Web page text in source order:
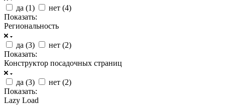
да (1) нет (4)
Показать:
Региональность
да (3) нет (2)
Показать:
Конструктор посадочных страниц
да (3) нет (2)
Показать:
Lazy Load